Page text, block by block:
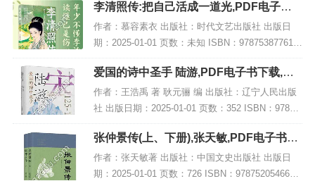
李清照传:把自己活成一道光,PDF电子书
网盘下载
作者：慕容素衣 出版社：时代文艺出版社 出版日
期：2025-01-01 页数：未知 ISBN：978753877619
5 电子书大小：208MB [高清扫描版PDF格式] 内容
简介 在文学史...
爱国的诗中圣手 陆游,PDF电子书下载,网
盘资源
作者：王浩禹 著 耿元骊 编 出版社：辽宁人民出版
社 出版日期：2025-01-01 页数：352 ISBN：97872
05111564 电子书大小：256MB [高清扫描版PDF格
式] 内...
张仲景传(上、下册),张天敏,PDF电子书下
载,网盘资源
作者：张天敏著 出版社：中国文史出版社 出版日
期：2025-01-01 页数：726 ISBN：9787520546690